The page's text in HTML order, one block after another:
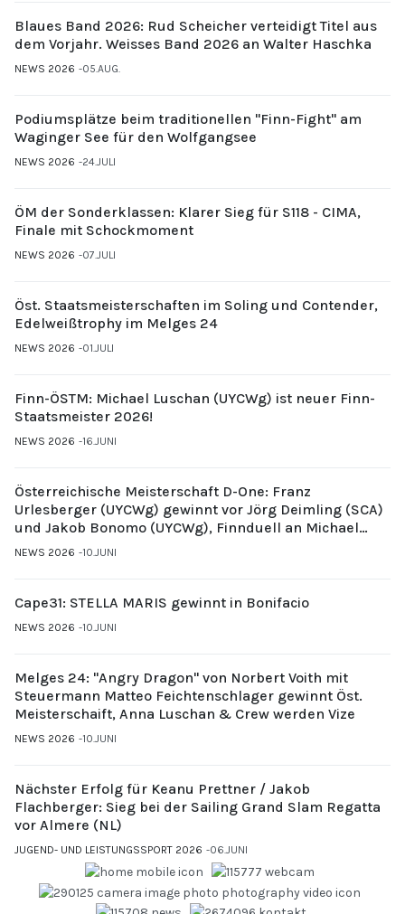
Blaues Band 2026: Rud Scheicher verteidigt Titel aus
dem Vorjahr. Weisses Band 2026 an Walter Haschka
NEWS 2026 05.AUG.
Podiumsplätze beim traditionellen "Finn-Fight" am
Waginger See für den Wolfgangsee
NEWS 2026 24.JULI
ÖM der Sonderklassen: Klarer Sieg für S118 - CIMA,
Finale mit Schockmoment
NEWS 2026 07.JULI
Öst. Staatsmeisterschaften im Soling und Contender,
Edelweißtrophy im Melges 24
NEWS 2026 01.JULI
Finn-ÖSTM: Michael Luschan (UYCWg) ist neuer Finn-
Staatsmeister 2026!
NEWS 2026 16.JUNI
Österreichische Meisterschaft D-One: Franz
Urlesberger (UYCWg) gewinnt vor Jörg Deimling (SCA)
und Jakob Bonomo (UYCWg), Finnduell an Michael
Gubi (UYCMo)
NEWS 2026 10.JUNI
Cape31: STELLA MARIS gewinnt in Bonifacio
NEWS 2026 10.JUNI
Melges 24: "Angry Dragon" von Norbert Voith mit
Steuermann Matteo Feichtenschlager gewinnt Öst.
Meisterschaift, Anna Luschan & Crew werden Vize
NEWS 2026 10.JUNI
Nächster Erfolg für Keanu Prettner / Jakob
Flachberger: Sieg bei der Sailing Grand Slam Regatta
vor Almere (NL)
JUGEND- UND LEISTUNGSSPORT 2026 06.JUNI